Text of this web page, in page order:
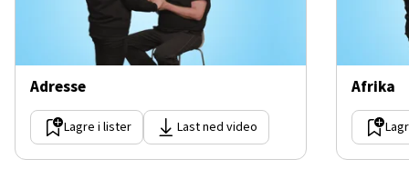
Adresse
Lagre i lister Last ned video
Afrika